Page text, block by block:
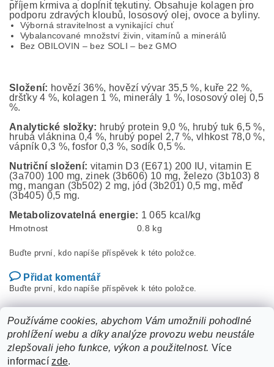
příjem krmiva a doplnit tekutiny. Obsahuje kolagen pro
podporu zdravých kloubů, lososový olej, ovoce a byliny.
Výborná stravitelnost a vynikající chuť
Vybalancované množství živin, vitamínů a minerálů
Bez OBILOVIN – bez SOLI – bez GMO
Složení: hovězí 36%, hovězí vývar 35,5 %, kuře 22 %,
dršťky 4 %, kolagen 1 %, minerály 1 %, lososový olej 0,5
%.
Analytické složky: hrubý protein 9,0 %, hrubý tuk 6,5 %,
hrubá vláknina 0,4 %, hrubý popel 2,7 %, vlhkost 78,0 %,
vápník 0,3 %, fosfor 0,3 %, sodík 0,5 %.
Nutriční složení: vitamin D3 (E671) 200 IU, vitamin E
(3a700) 100 mg, zinek (3b606) 10 mg, železo (3b103) 8
mg, mangan (3b502) 2 mg, jód (3b201) 0,5 mg, měď
(3b405) 0,5 mg.
Metabolizovatelná energie: 1 065 kcal/kg
Hmotnost 0.8 kg
Buďte první, kdo napíše příspěvek k této položce.
Přidat komentář
Buďte první, kdo napíše příspěvek k této položce.
Používáme cookies, abychom Vám umožnili pohodlné
prohlížení webu a díky analýze provozu webu neustále
zlepšovali jeho funkce, výkon a použitelnost. Více
informacízde.